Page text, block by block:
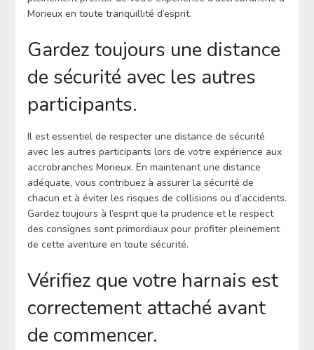
Morieux en toute tranquillité d’esprit.
Gardez toujours une distance
de sécurité avec les autres
participants.
Il est essentiel de respecter une distance de sécurité
avec les autres participants lors de votre expérience aux
accrobranches Morieux. En maintenant une distance
adéquate, vous contribuez à assurer la sécurité de
chacun et à éviter les risques de collisions ou d’accidents.
Gardez toujours à l’esprit que la prudence et le respect
des consignes sont primordiaux pour profiter pleinement
de cette aventure en toute sécurité.
Vérifiez que votre harnais est
correctement attaché avant
de commencer.